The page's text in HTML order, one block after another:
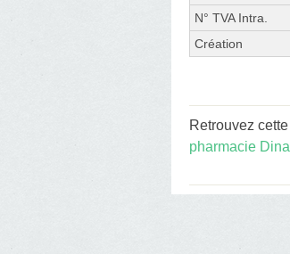
N° TVA Intra.
Création
Retrouvez
pharmacie